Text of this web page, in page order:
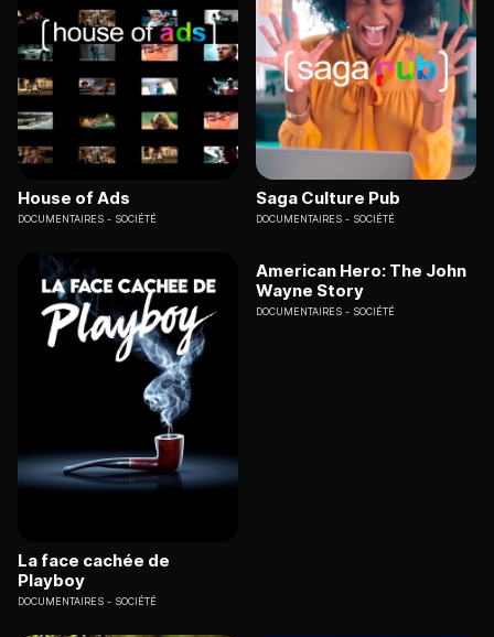
House of Ads
DOCUMENTAIRES SOCIÉTÉ
Saga Culture Pub
DOCUMENTAIRES SOCIÉTÉ
La face cachée de
Playboy
DOCUMENTAIRES SOCIÉTÉ
American Hero: The John
Wayne Story
DOCUMENTAIRES SOCIÉTÉ